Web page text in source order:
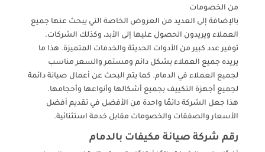
من الخصومات
بالإضافة إلى العديد من العروض الخاصة التي يبحث عنها جميع
العملاء ويريدون الحصول عليها إلى الأبد، وكذلك الشركات.
توفير عدد كبير من الأدوات الحديثة والخدمات المتميزة. هذا ما
يريده جميع العملاء بشكل دائم ومستمر والسعر مناسب
لجميع العملاء في الدمام. كما يتم البحث عن أعمال صيانة دائمة
لجميع أجهزة التكييف بجميع أشكالها وأنواعها وأحجامها.
هذا جعل الشركة دائمًا واحدة من الأفضل في تقديم أفضل
الأسعار والصفقات والخصومات مقابل خدمة استثنائية.
رقم شركة صيانة مكيفات بالدمام